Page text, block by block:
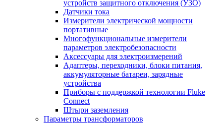
устройств защитного отключения (УЗО)
Датчики тока
Измерители электрической мощности
портативные
Многофункциональные измерители
параметров электробезопасности
Аксессуары для электроизмерений
Адаптеры, переходники, блоки питания,
аккумуляторные батареи, зарядные
устройства
Приборы с поддержкой технологии Fluke
Connect
Штыри заземления
Параметры трансформаторов